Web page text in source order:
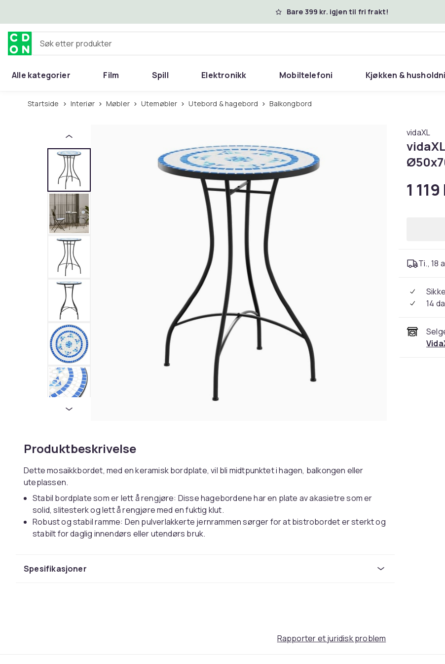
Bare 399 kr. igjen til fri frakt!
Søk etter produkter
Alle kategorier Film Spill Elektronikk Mobiltelefoni Kjøkken &
Startside Interiør Møbler Utemøbler Utebord & hagebord Balkongbord
Produktbeskrivelse
Dette mosaikkbordet, med en keramisk bordplate, vil bli midtpunktet i hagen, balkongen eller
uteplassen.
Stabil bordplate som er lett å rengjøre: Disse hagebordene har en plate av akasietre som er
solid, slitesterk og lett å rengjøre med en fuktig klut.
Robust og stabil ramme: Den pulverlakkerte jernrammen sørger for at bistrobordet er sterkt og
stabilt for daglig innendørs eller utendørs bruk.
Godt å vite:
Spesifikasjoner
vidaXL
1
Ti., 18
14
Rapporter et juridisk problem